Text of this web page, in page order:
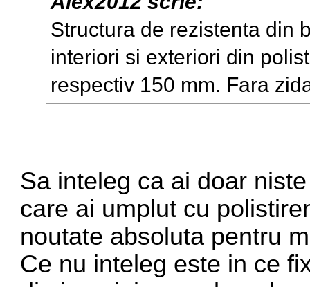
Structura de rezistenta din
interiori si exteriori din
respectiv 150 mm. Fara
Sa inteleg ca ai doar
care ai umplut cu
noutate absoluta pentru
Ce nu inteleg este in ce